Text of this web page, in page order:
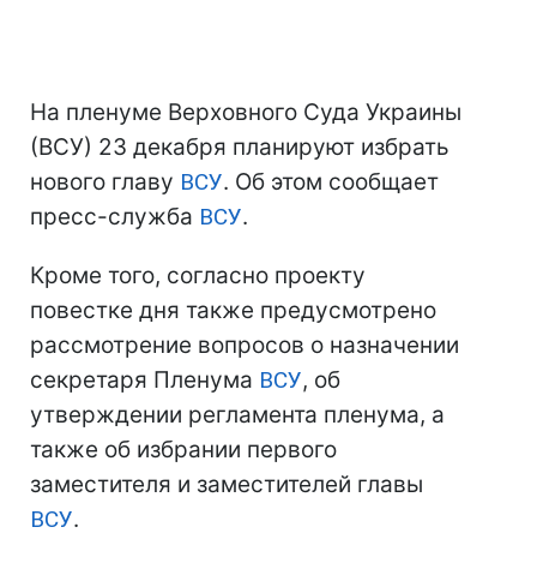
На пленуме Верховного Суда Украины
(ВСУ) 23 декабря планируют избрать
нового главу ВСУ. Об этом сообщает
пресс-служба ВСУ.
Кроме того, согласно проекту
повестке дня также предусмотрено
рассмотрение вопросов о назначении
секретаря Пленума ВСУ, об
утверждении регламента пленума, а
также об избрании первого
заместителя и заместителей главы
ВСУ.